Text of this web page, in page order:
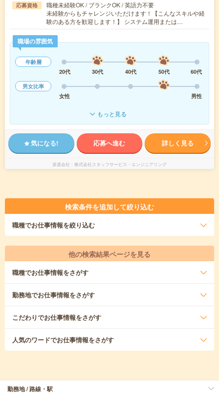
応募資格
職種未経験OK / ブランクOK / 英語力不要
未経験からもチャレンジいただけます！【こんなスキルや経
験のある方を歓迎します！】 システム運用または…
職場の雰囲気
年齢層
20代
30代 40代 50代
60代
男女比率
女性
男性
もっと見る
気になる! 応募へ進む 詳しく見る
派遣会社 株式会社スタッフサービス・エンジニアリング
検索条件を追加して絞り込む
職種でお仕事情報を絞り込む
他の検索結果ページを見る
職種でお仕事情報をさがす
勤務地でお仕事情報をさがす
こだわりでお仕事情報をさがす
人気のワードでお仕事情報をさがす
勤務地 / 路線・駅